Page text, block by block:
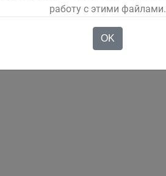
работу с этими файлами.
OK